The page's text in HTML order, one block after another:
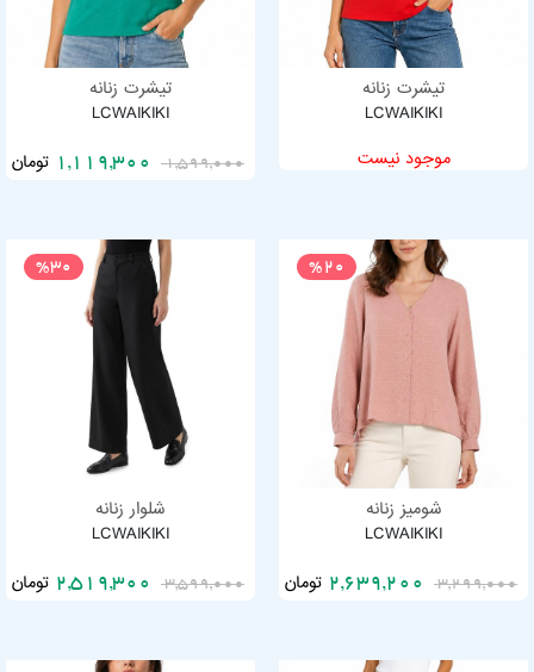
تیشرت زنانه
LCWAIKIKI
موجود نیست
تیشرت زنانه
LCWAIKIKI
1,599,000 تومان
%20
شومیز زنانه
LCWAIKIKI
3,299,000 تومان
%30
شلوار زنانه
LCWAIKIKI
3,599,000 تومان